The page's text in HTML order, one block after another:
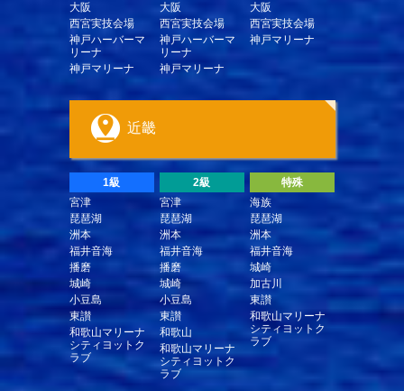
大阪
西宮実技会場
神戸ハーバーマ
リーナ
神戸マリーナ
大阪
西宮実技会場
神戸ハーバーマ
リーナ
神戸マリーナ
大阪
西宮実技会場
神戸マリーナ
近畿
1級
宮津
琵琶湖
洲本
福井音海
播磨
城崎
小豆島
東讃
和歌山マリーナ
シティヨットク
ラブ
2級
宮津
琵琶湖
洲本
福井音海
播磨
城崎
小豆島
東讃
和歌山
和歌山マリーナ
シティヨットク
ラブ
特殊
海族
琵琶湖
洲本
福井音海
城崎
加古川
東讃
和歌山マリーナ
シティヨットク
ラブ